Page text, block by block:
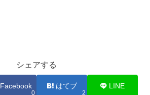
シェアする
Facebook
0
はてブ
2
LINE